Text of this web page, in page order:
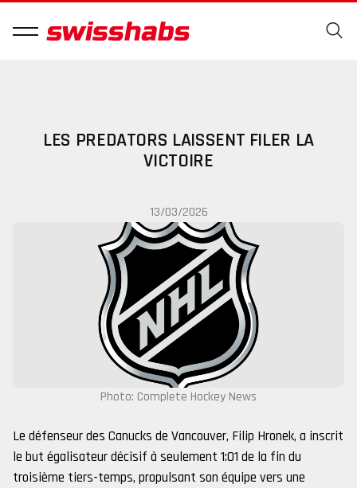
LES PREDATORS LAISSENT FILER LA
VICTOIRE
13/03/2026
Photo: Complete Hockey News
Le défenseur des Canucks de Vancouver, Filip Hronek, a inscrit
le but égalisateur décisif à seulement 1:01 de la fin du
troisième tiers-temps, propulsant son équipe vers une